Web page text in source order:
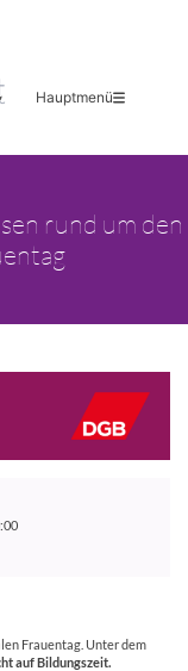
Hauptmenü
rund um den
Frauentag. Unter dem
auf Bildungszeit.